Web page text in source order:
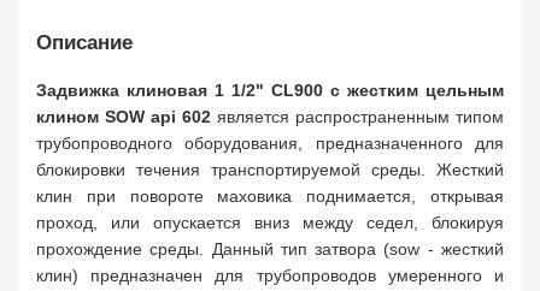
Описание
Задвижка клиновая 1 1/2" CL900 с жестким цельным
клином SOW api 602 является распространенным типом
трубопроводного оборудования, предназначенного для
блокировки течения транспортируемой среды. Жесткий
клин при повороте маховика поднимается, открывая
проход, или опускается вниз между седел, блокируя
прохождение среды. Данный тип затвора (sow - жесткий
клин) предназначен для трубопроводов умеренного и